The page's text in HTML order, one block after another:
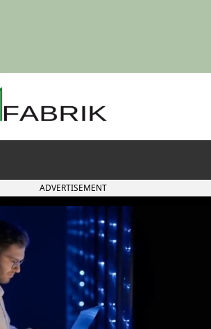
ADVERTISEMENT